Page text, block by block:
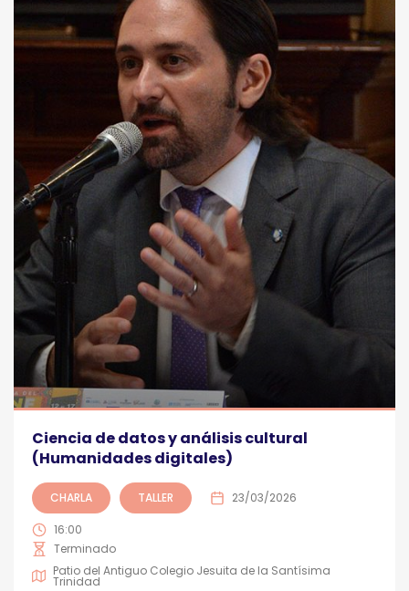
Ciencia de datos y análisis cultural
(Humanidades digitales)
CHARLA TALLER 23/03/2026
16:00
Terminado
Patio del Antiguo Colegio Jesuita de la Santísima
Trinidad